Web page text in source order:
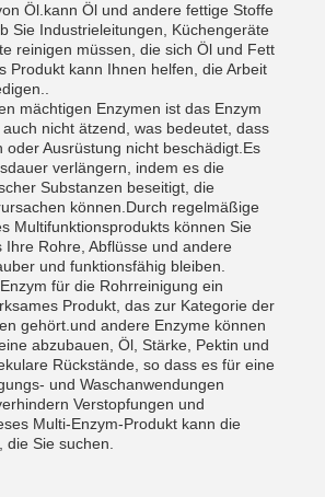
Öl.kann Öl und andere fettige Stoffe
Sie Industrieleitungen, Küchengeräte
reinigen müssen, die sich Öl und Fett
Produkt kann Ihnen helfen, die Arbeit
mächtigen Enzymen ist das Enzym
nicht ätzend, was bedeutet, dass
oder Ausrüstung nicht beschädigt.Es
verlängern, indem es die
Substanzen beseitigt, die
können.Durch regelmäßige
Multifunktionsprodukts können Sie
Ihre Rohre, Abflüsse und andere
und funktionsfähig bleiben.
für die Rohrreinigung ein
Produkt, das zur Kategorie der
gehört.und andere Enzyme können
abzubauen, Öl, Stärke, Pektin und
Rückstände, so dass es für eine
und Waschanwendungen
Verstopfungen und
Multi-Enzym-Produkt kann die
Sie suchen.